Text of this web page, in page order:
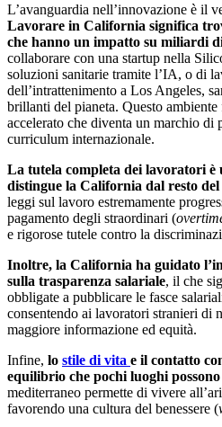
L’avanguardia nell’innovazione è il
Lavorare in California significa
che hanno un impatto su miliardi
collaborare con una startup nella
soluzioni sanitarie tramite l’IA, o di
dell’intrattenimento a Los Angeles,
brillanti del pianeta. Questo
accelerato che diventa un marchio di
curriculum internazionale.
La tutela completa dei lavoratori è
distingue la California dal resto del
leggi sul lavoro estremamente
pagamento degli straordinari (
e rigorose tutele contro la
Inoltre, la California ha guidato
sulla trasparenza salariale, il che
obbligate a pubblicare le fasce
consentendo ai lavoratori stranieri di
maggiore informazione ed equità.
Infine, lo stile di vita e il contatto
equilibrio che pochi luoghi
mediterraneo permette di vivere
favorendo una cultura del benessere (